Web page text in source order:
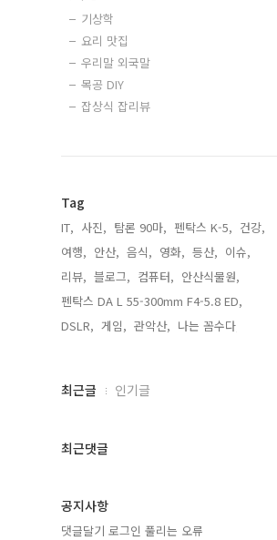
기상학
요리 맛집
우리말 외국말
목공 DIY
잡상식 잡리뷰
Tag
IT, 사진, 탐론 90마, 펜탁스 K-5, 건강,
여행, 안산, 음식, 영화, 등산, 이슈,
리뷰, 블로그, 컴퓨터, 안산식물원,
펜탁스 DA L 55-300mm F4-5.8 ED,
DSLR, 게임, 관악산, 나는 꼼수다,
최
과
글
최근글 인기글
최근댓글
공지사항
댓글달기 로그인 풀리는 오류